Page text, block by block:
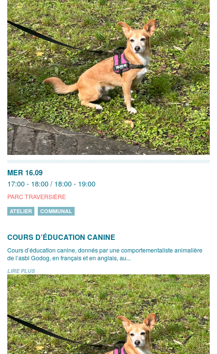
MER 16.09
17:00 - 18:00 / 18:00 - 19:00
PARC TRAVERSIÈRE
ATELIER COMMUNAL
COURS D’ÉDUCATION CANINE
Cours d’éducation canine, donnés par une comportementaliste animalière
de l’asbl Godog, en français et en anglais, au...
LIRE PLUS